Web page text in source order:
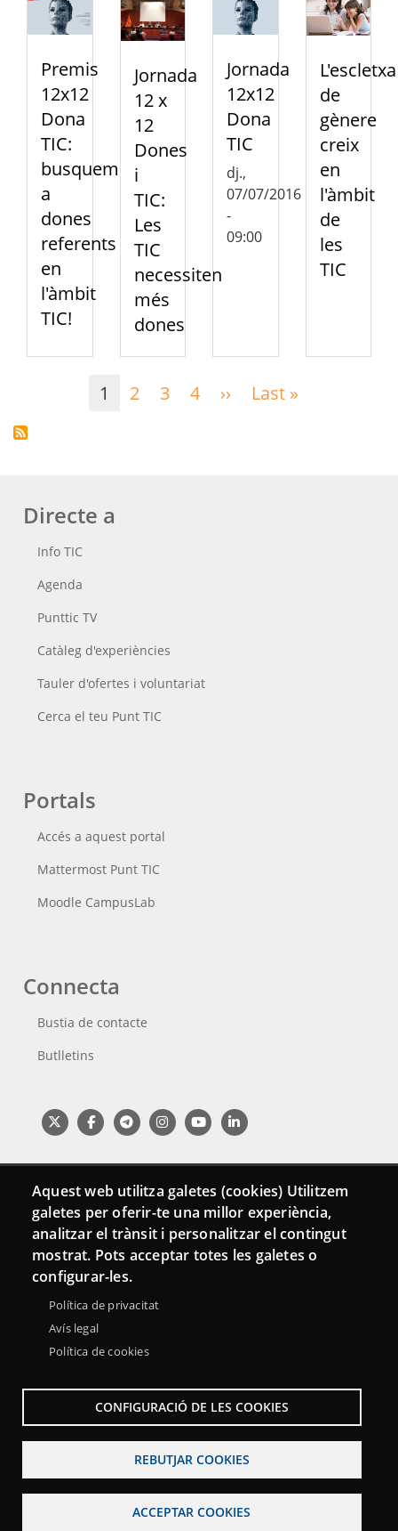
Premis
12x12
Dona
TIC:
busquem
a
dones
referents
en
l'àmbit
TIC!
Jornada
12 x
12
Dones
i
TIC:
Les
TIC
necessiten
més
dones
Jornada
12x12
Dona
TIC
dj.,
07/07/2016
-
09:00
L'escletxa
de
gènere
creix
en
l'àmbit
de
les
TIC
1 2 3 4 ›› Pàgina
Last »
Directe a
Info TIC
Agenda
Punttic TV
Catàleg d'experiències
Tauler d'ofertes i voluntariat
Cerca el teu Punt TIC
Portals
Accés a aquest portal
Mattermost Punt TIC
Moodle CampusLab
Connecta
Bustia de contacte
Butlletins
Aquest web utilitza galetes (cookies) Utilitzem
galetes per oferir-te una millor experiència,
analitzar el trànsit i personalitzar el contingut
mostrat. Pots acceptar totes les galetes o
configurar-les.
Política de privacitat
Avís legal
Política de cookies
CONFIGURACIÓ DE LES COOKIES
REBUTJAR COOKIES
ACCEPTAR COOKIES
Menu
Footer
Mapa web